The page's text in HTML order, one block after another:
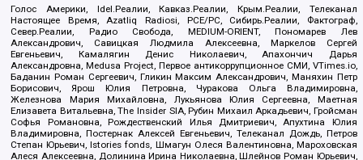
Голос Америки, Idel.Реалии, Кавказ.Реалии, Крым.Реалии, Телеканал
Настоящее Время, Azatliq Radiosi, PCE/PC, Сибирь.Реалии, Фактограф,
Север.Реалии, Радио Свобода, MEDIUM-ORIENT, Пономарев Лев
Александрович, Савицкая Людмила Алексеевна, Маркелов Сергей
Евгеньевич, Камалягин Денис Николаевич, Апахончич Дарья
Александровна, Medusa Project, Первое антикоррупционное СМИ, VTimes.io,
Баданин Роман Сергеевич, Гликин Максим Александрович, Маняхин Петр
Борисович, Ярош Юлия Петровна, Чуракова Ольга Владимировна,
Железнова Мария Михайловна, Лукьянова Юлия Сергеевна, Маетная
Елизавета Витальевна, The Insider SIA, Рубин Михаил Аркадьевич, Гройсман
Софья Романовна, Рождественский Илья Дмитриевич, Апухтина Юлия
Владимировна, Постернак Алексей Евгеньевич, Телеканал Дождь, Петров
Степан Юрьевич, Istories fonds, Шмагун Олеся Валентиновна, Мароховская
Алеся Алексеевна, Долинина Ирина Николаевна, Шлейнов Роман Юрьевич,